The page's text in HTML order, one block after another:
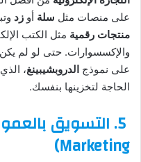
على منصات مثل سلة أو زد
منتجات رقمية مثل الكتب
والإكسسوارات. حتى لو لم
على نموذج الدروبشيبينغ،
الحاجة لتخزينها بنفسك.
5.
Marketing)